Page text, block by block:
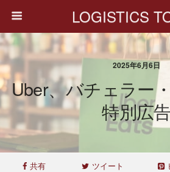
LOGISTICS
2025年6月6日
Uber、バチェラー
特別広告
共有 ツイート